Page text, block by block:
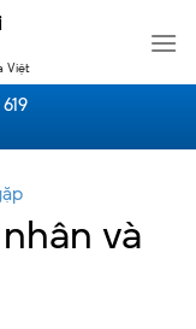
Việt
và